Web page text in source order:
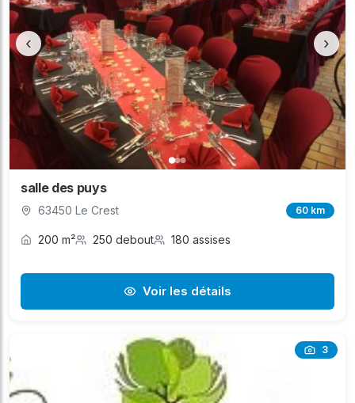
‹ ›
salle des puys
63450 Le Crest 60 km
200 m² 250 debout 180 assises
Voir les détails
3